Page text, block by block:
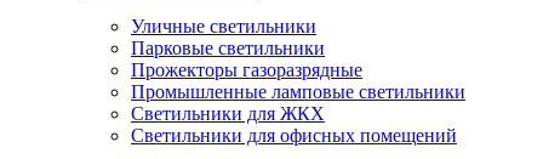
Уличные светильники
Парковые светильники
Прожекторы газоразрядные
Промышленные ламповые светильники
Светильники для ЖКХ
Светильники для офисных помещений